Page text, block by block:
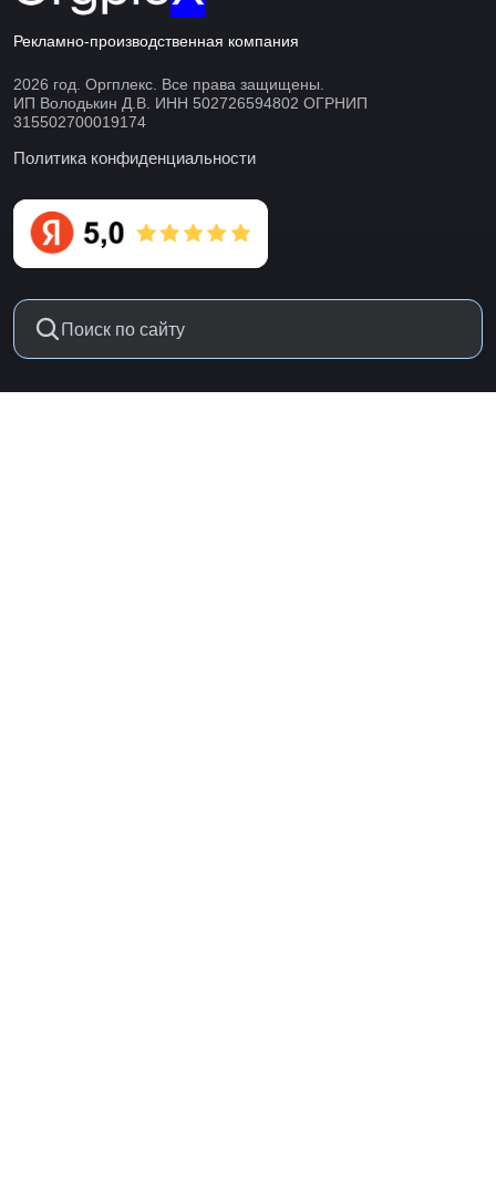
Рекламно-производственная компания
2026 год. Оргплекс. Все права защищены.
ИП Володькин Д.В. ИНН 502726594802 ОГРНИП
315502700019174
Политика конфиденциальности